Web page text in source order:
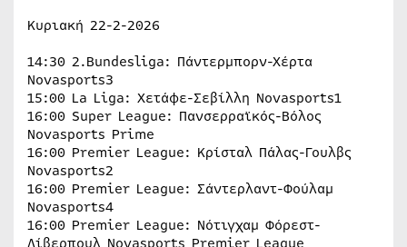
Κυριακή 22-2-2026
14:30 2.Bundesliga: Πάντερμπορν-Χέρτα
Novasports3
15:00 La Liga: Χετάφε-Σεβίλλη Novasports1
16:00 Super League: Πανσερραϊκός-Βόλος
Novasports Prime
16:00 Premier League: Κρίσταλ Πάλας-Γουλβς
Novasports2
16:00 Premier League: Σάντερλαντ-Φούλαμ
Novasports4
16:00 Premier League: Νότιγχαμ Φόρεστ-